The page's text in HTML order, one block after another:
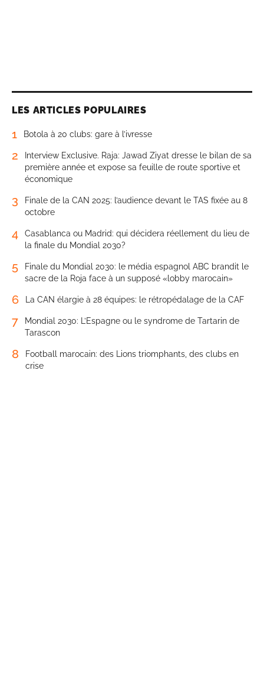
LES ARTICLES POPULAIRES
1 Botola à 20 clubs: gare à l’ivresse
2
Interview Exclusive. Raja: Jawad Ziyat dresse le bilan de sa
première année et expose sa feuille de route sportive et
économique
3
Finale de la CAN 2025: l’audience devant le TAS fixée au 8
octobre
4
Casablanca ou Madrid: qui décidera réellement du lieu de
la finale du Mondial 2030?
5
Finale du Mondial 2030: le média espagnol ABC brandit le
sacre de la Roja face à un supposé «lobby marocain»
6 La CAN élargie à 28 équipes: le rétropédalage de la CAF
7
Mondial 2030: L’Espagne ou le syndrome de Tartarin de
Tarascon
8
Football marocain: des Lions triomphants, des clubs en
crise